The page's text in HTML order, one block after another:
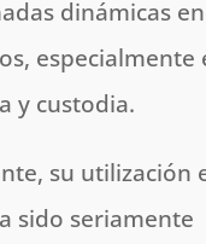
dinámicas
especialmente
y custodia.
su utilización
sido seriamente